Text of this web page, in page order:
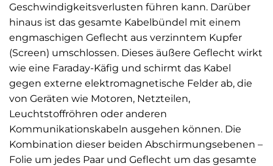
Geschwindigkeitsverlusten führen kann. Darüber
hinaus ist das gesamte Kabelbündel mit einem
engmaschigen Geflecht aus verzinntem Kupfer
(Screen) umschlossen. Dieses äußere Geflecht wirkt
wie eine Faraday-Käfig und schirmt das Kabel
gegen externe elektromagnetische Felder ab, die
von Geräten wie Motoren, Netzteilen,
Leuchtstoffröhren oder anderen
Kommunikationskabeln ausgehen können. Die
Kombination dieser beiden Abschirmungsebenen –
Folie um jedes Paar und Geflecht um das gesamte